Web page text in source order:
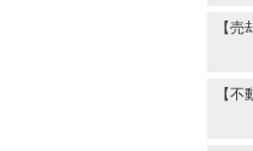
【
【